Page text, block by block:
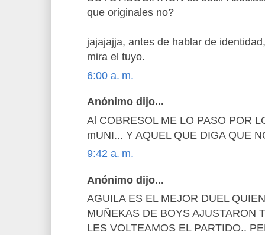
que originales no?
jajajajja, antes de hablar de
mira el tuyo.
6:00 a. m.
Anónimo dijo...
Al COBRESOL ME LO PASO POR
mUNI... Y AQUEL QUE DIGA QUE
9:42 a. m.
Anónimo dijo...
AGUILA ES EL MEJOR DUEL
MUÑEKAS DE BOYS AJUSTARON
LES VOLTEAMOS EL PARTIDO..